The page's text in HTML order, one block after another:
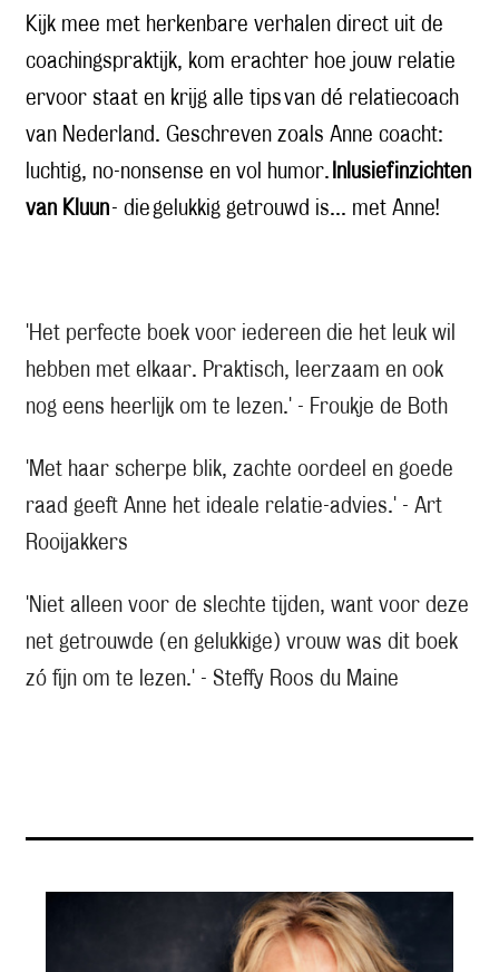
Kijk mee met herkenbare verhalen direct uit de
coachingspraktijk, kom erachter hoe jouw relatie
ervoor staat en krijg alle tips van dé relatiecoach
van Nederland. Geschreven zoals Anne coacht:
luchtig, no-nonsense en vol humor. Inlusief inzichten
van Kluun- die gelukkig getrouwd is... met Anne!
'Het perfecte boek voor iedereen die het leuk wil
hebben met elkaar. Praktisch, leerzaam en ook
nog eens heerlijk om te lezen.' - Froukje de Both
'Met haar scherpe blik, zachte oordeel en goede
raad geeft Anne het ideale relatie-advies.' - Art
Rooijakkers
'Niet alleen voor de slechte tijden, want voor deze
net getrouwde (en gelukkige) vrouw was dit boek
zó fijn om te lezen.' - Steffy Roos du Maine